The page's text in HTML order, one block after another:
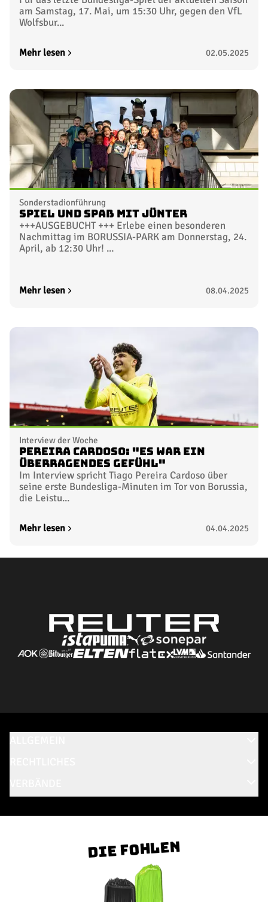
am Samstag, 17. Mai, um 15:30 Uhr, gegen den VfL
Wolfsbur...
Mehr lesen 02.05.2025
Sonderstadionführung
Spiel und Spaß mit Jünter
+++AUSGEBUCHT +++ Erlebe einen besonderen
Nachmittag im BORUSSIA-PARK am Donnerstag, 24.
April, ab 12:30 Uhr! ...
Mehr lesen 08.04.2025
Interview der Woche
Pereira Cardoso: "Es war ein
überragendes Gefühl"
Im Interview spricht Tiago Pereira Cardoso über
seine erste Bundesliga-Minuten im Tor von Borussia,
die Leistu...
Mehr lesen 04.04.2025
Die Fohlen